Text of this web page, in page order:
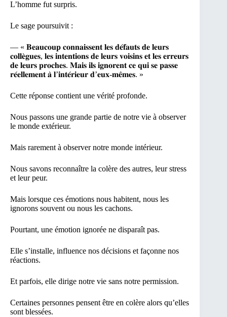
L’homme fut surpris.
Le sage poursuivit :
— « 𝐁𝐞𝐚𝐮𝐜𝐨𝐮𝐩 𝐜𝐨𝐧𝐧𝐚𝐢𝐬𝐬𝐞𝐧𝐭 𝐥𝐞𝐬 𝐝𝐞́𝐟𝐚𝐮𝐭𝐬 𝐝𝐞 𝐥𝐞𝐮𝐫𝐬
𝐜𝐨𝐥𝐥𝐞̀𝐠𝐮𝐞𝐬, 𝐥𝐞𝐬 𝐢𝐧𝐭𝐞𝐧𝐭𝐢𝐨𝐧𝐬 𝐝𝐞 𝐥𝐞𝐮𝐫𝐬 𝐯𝐨𝐢𝐬𝐢𝐧𝐬 𝐞𝐭 𝐥𝐞𝐬 𝐞𝐫𝐫𝐞𝐮𝐫𝐬
𝐝𝐞 𝐥𝐞𝐮𝐫𝐬 𝐩𝐫𝐨𝐜𝐡𝐞𝐬. 𝐌𝐚𝐢𝐬 𝐢𝐥𝐬 𝐢𝐠𝐧𝐨𝐫𝐞𝐧𝐭 𝐜𝐞 𝐪𝐮𝐢 𝐬𝐞 𝐩𝐚𝐬𝐬𝐞
𝐫𝐞́𝐞𝐥𝐥𝐞𝐦𝐞𝐧𝐭 𝐚̀ 𝐥’𝐢𝐧𝐭𝐞́𝐫𝐢𝐞𝐮𝐫 𝐝’𝐞𝐮𝐱-𝐦𝐞̂𝐦𝐞𝐬. »
Cette réponse contient une vérité profonde.
Nous passons une grande partie de notre vie à observer
le monde extérieur.
Mais rarement à observer notre monde intérieur.
Nous savons reconnaître la colère des autres, leur stress
et leur peur.
Mais lorsque ces émotions nous habitent, nous les
ignorons souvent ou nous les cachons.
Pourtant, une émotion ignorée ne disparaît pas.
Elle s’installe, influence nos décisions et façonne nos
réactions.
Et parfois, elle dirige notre vie sans notre permission.
Certaines personnes pensent être en colère alors qu’elles
sont blessées.